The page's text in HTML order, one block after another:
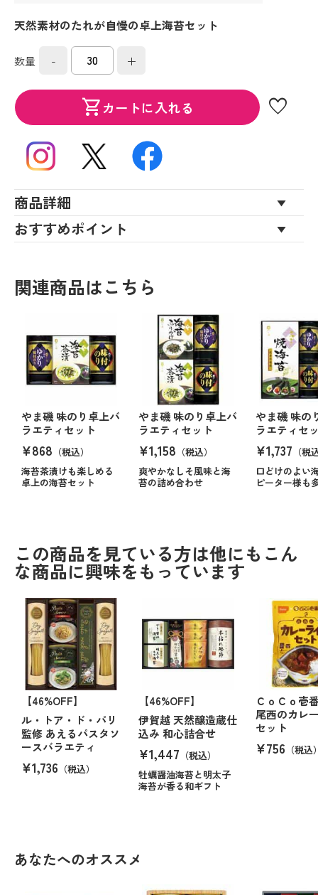
天然素材のたれが自慢の卓上海苔セット
数量 - +
shopping_cartカートに入れる favorite
商品詳細
おすすめポイント
関連商品はこちら
やま磯 味のり卓上バ
ラエティセット
¥868 （税込）
海苔茶漬けも楽しめる
卓上の海苔セット
やま磯 味のり卓上バ
ラエティセット
¥1,158 （税込）
爽やかなしそ風味と海
苔の詰め合わせ
やま磯 味の
ラエティセ
¥1,737 （税
口どけのよい
ピーター様も
この商品を見ている方は他にもこん
な商品に興味をもっています
【46%OFF】
ル・トア・ド・パリ
監修 あえるパスタソ
ースバラエティ
¥1,736 （税込）
【46%OFF】
伊賀越 天然醸造蔵仕
込み 和心詰合せ
¥1,447 （税込）
牡蠣醤油海苔と明太子
海苔が香る和ギフト
ＣｏＣｏ壱
尾西のカレ
セット
¥756 （税込
あなたへのオススメ